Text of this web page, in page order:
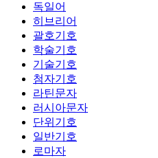
독일어
히브리어
괄호기호
학술기호
기술기호
첨자기호
라틴문자
러시아문자
단위기호
일반기호
로마자